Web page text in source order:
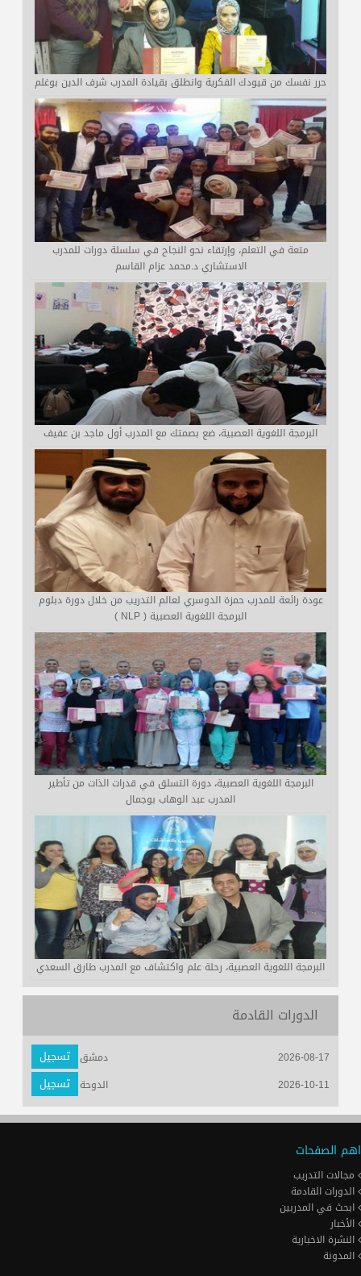
حرر نفسك من قيودك الفكرية وانطلق بقيادة المدرب شرف الدين بوغلم
متعة في التعلم، وإرتقاء نحو النجاح في سلسلة دورات للمدرب
الاستشاري د.محمد عزام القاسم
البرمجة اللغوية العصبية، ضع بصمتك مع المدرب أول ماجد بن عفيف
عودة رائعة للمدرب حمزة الدوسري لعالم التدريب من خلال دورة دبلوم
البرمجة اللغوية العصبية ( NLP )
البرمجة اللغوية العصبية، دورة التسلق في قدرات الذات من تأطير
المدرب عبد الوهاب بوجمال
البرمجة اللغوية العصبية، رحلة علم واكتشاف مع المدرب طارق السعدي
الدورات القادمة
2026-08-17 دمشق تسجيل
2026-10-11 الدوحة تسجيل
اهم الصفحات
مجالات التدريب
الدورات القادمة
ابحث في المدربين
الأخبار
النشرة الاخبارية
المدونة